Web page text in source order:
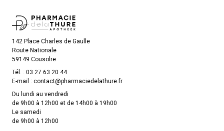
142 Place Charles de Gaulle
Route Nationale
59149 Cousolre
Tél. : 03 27 63 20 44
E-mail : contact@pharmaciedelathure.fr
Du lundi au vendredi
de 9h00 à 12h00 et de 14h00 à 19h00
Le samedi
de 9h00 à 12h00